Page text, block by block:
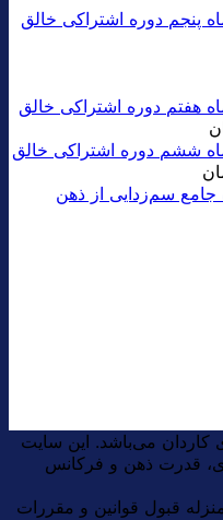
دوره اشتراکی خالق
دوره اشتراکی خالق
دوره اشتراکی خالق
جامع سم‌زدایی از ذهن
کاردان می‌باشد. این سایت
قدرت ذهن و فرکانس
قبول قوانین و مقررات